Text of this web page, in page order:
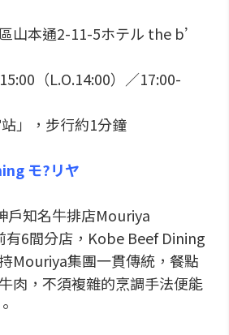
山本通2-11-5ホテル the b’
（L.O.14:00）／17:00-
站」，步行約1分鐘
モ?リヤ
戶知名牛排店Mouriya
6間分店，Kobe Beef Dining
Mouriya集團一貫傳統，餐點
肉，不須複雜的烹調手法便能